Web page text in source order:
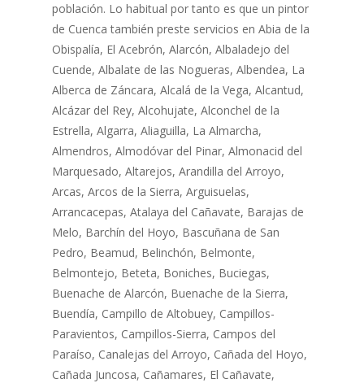
población. Lo habitual por tanto es que un pintor
de Cuenca también preste servicios en Abia de la
Obispalía, El Acebrón, Alarcón, Albaladejo del
Cuende, Albalate de las Nogueras, Albendea, La
Alberca de Záncara, Alcalá de la Vega, Alcantud,
Alcázar del Rey, Alcohujate, Alconchel de la
Estrella, Algarra, Aliaguilla, La Almarcha,
Almendros, Almodóvar del Pinar, Almonacid del
Marquesado, Altarejos, Arandilla del Arroyo,
Arcas, Arcos de la Sierra, Arguisuelas,
Arrancacepas, Atalaya del Cañavate, Barajas de
Melo, Barchín del Hoyo, Bascuñana de San
Pedro, Beamud, Belinchón, Belmonte,
Belmontejo, Beteta, Boniches, Buciegas,
Buenache de Alarcón, Buenache de la Sierra,
Buendía, Campillo de Altobuey, Campillos-
Paravientos, Campillos-Sierra, Campos del
Paraíso, Canalejas del Arroyo, Cañada del Hoyo,
Cañada Juncosa, Cañamares, El Cañavate,